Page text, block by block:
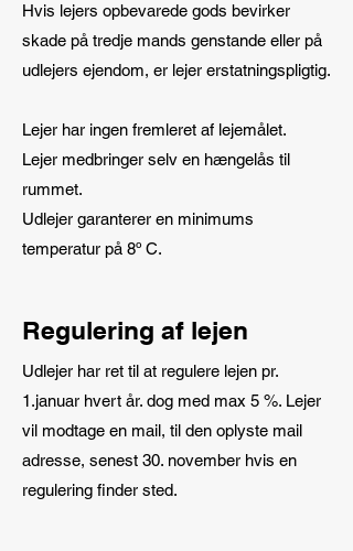
Hvis lejers opbevarede gods bevirker
skade på tredje mands genstande eller på
udlejers ejendom, er lejer erstatningspligtig.
Lejer har ingen fremleret af lejemålet.
Lejer medbringer selv en hængelås til
rummet.
Udlejer garanterer en minimums
temperatur på 8º C.
Regulering af lejen
Udlejer har ret til at regulere lejen pr.
1.januar hvert år. dog med max 5 %. Lejer
vil modtage en mail, til den oplyste mail
adresse, senest 30. november hvis en
regulering finder sted.